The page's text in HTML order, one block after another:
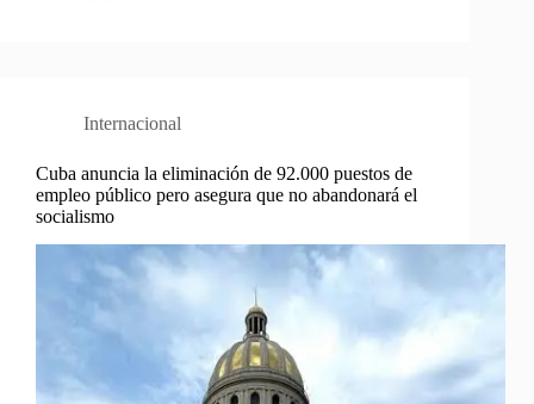
Internacional
Cuba anuncia la eliminación de 92.000 puestos de
empleo público pero asegura que no abandonará el
socialismo